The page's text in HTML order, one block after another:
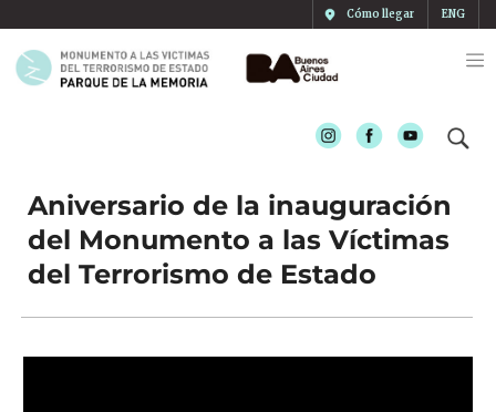
Cómo llegar ENG
InstagramFacebookYoutube
Aniversario de la inauguración
del Monumento a las Víctimas
del Terrorismo de Estado